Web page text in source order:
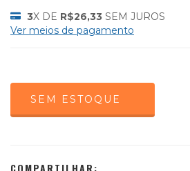
3X DE R$26,33 SEM JUROS
Ver meios de pagamento
COMPARTILHAR: